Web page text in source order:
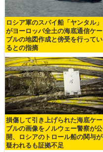
ロシア軍のスパイ船「ヤンタル」
がヨーロッパ全土の海底通信ケー
ブルの地図作成と傍受を行ってい
るとの指摘
損傷して引き上げられた海底ケー
ブルの画像をノルウェー警察が公
開、ロシアのトロール船の関与が
疑われるも証拠不足